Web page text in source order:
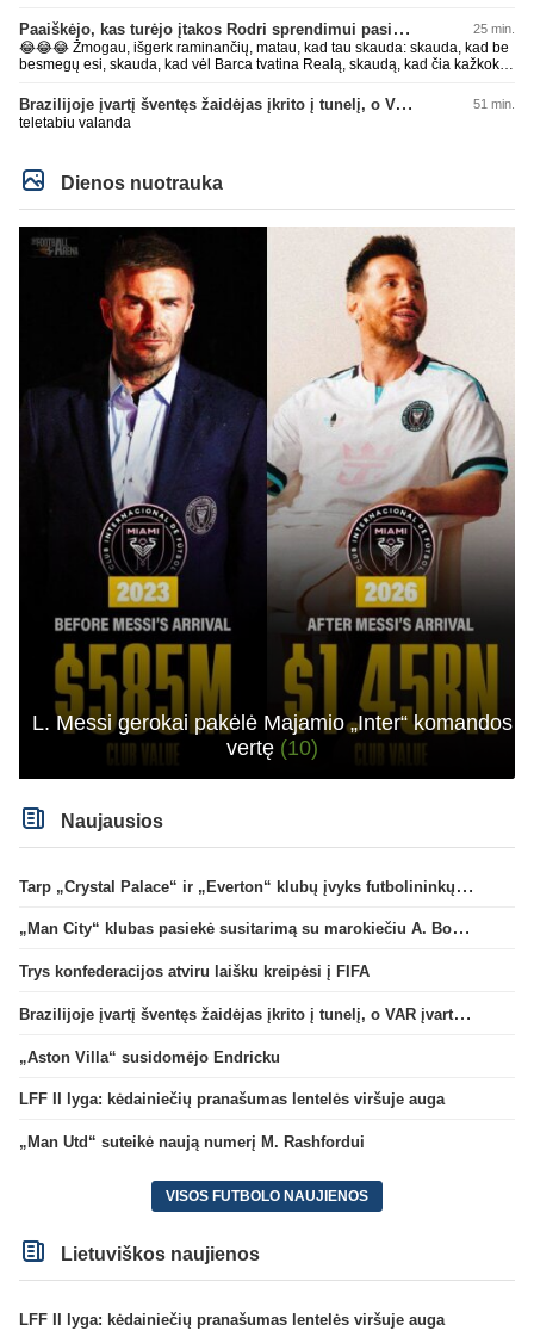
degraduoja su tais išsivartymais. Gal todėl ir problema, kad tiek pats klubas,
tiek jo fanai begalviai ir užtat titulų badas jau 2 metai iš eilės, žiūrėsim ar ir
trečiam nebus taip. O kiti klubai savo darbus daro, o ne tuščiai čia 💩
palikinėja ant kurių patys paskui paslysta.
Paaiškėjo, kas turėjo įtakos Rodri sprendimui pasirinkti Barselonos pusę 25 min.
😂😂😂 Žmogau, išgerk raminančių, matau, kad tau skauda: skauda, kad be
besmegų esi, skauda, kad vėl Barca tvatina Realą, skaudą, kad čia kažkoks
nepatare ką daryti, pyksti, nes pačio galva tuščia ir toliau mynkai įžeidinėjimų
kortą. Ech, žmogau, žmogau... geriau tu būtųm patylėjelęs. P.S. Taip žinau
kaip veikia AI, todėl ir sugebu jį sudurninti, ne kartą jau tai pavyko. O tu kaip
Sėkmės, bičiuli, matau, kad toliau bus tik drgradavimas pačio, užtenka ir taip
koks blemba skyrtumas.... besmegenų esantis avinas ir bus tik avinas... daug
čia apie save balvone prirašei. Gėda man už tave. Toks iš retesnių bukumo
esi čia.
Brazilijoje įvartį šventęs žaidėjas įkrito į tunelį, o VAR įvartį atšaukė 51 min.
teletabiu valanda
Dienos nuotrauka
L. Messi gerokai pakėlė Majamio „Inter“ komandos
vertę (10)
Naujausios
Tarp „Crystal Palace“ ir „Everton“ klubų įvyks futbolininkų mainai
„Man City“ klubas pasiekė susitarimą su marokiečiu A. Bouaddi
Trys konfederacijos atviru laišku kreipėsi į FIFA
Brazilijoje įvartį šventęs žaidėjas įkrito į tunelį, o VAR įvartį atšaukė
„Aston Villa“ susidomėjo Endricku
LFF II lyga: kėdainiečių pranašumas lentelės viršuje auga
„Man Utd“ suteikė naują numerį M. Rashfordui
VISOS FUTBOLO NAUJIENOS
Lietuviškos naujienos
LFF II lyga: kėdainiečių pranašumas lentelės viršuje auga